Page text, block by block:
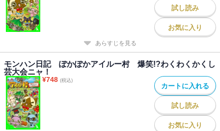
試し読み
お気に入り
あらすじを見る
モンハン日記 ぽかぽかアイルー村 爆笑!?わくわくかくし
芸大会ニャ！
¥748 (税込)
カートに入れる
試し読み
お気に入り